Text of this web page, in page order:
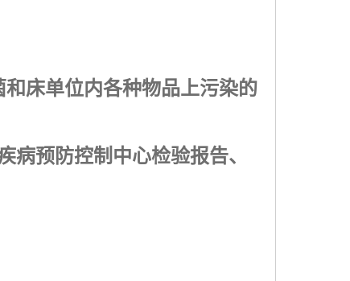
床单位内各种物品上污染的
预防控制中心检验报告、